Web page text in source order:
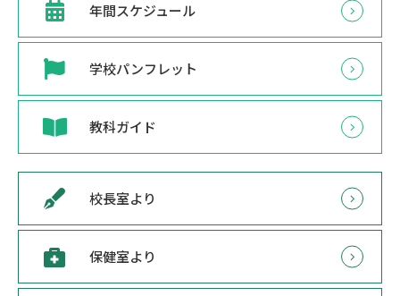
年間スケジュール
学校パンフレット
教科ガイド
校長室より
保健室より